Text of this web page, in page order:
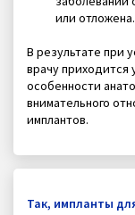
или отложена.
В результате при
врачу приходится
особенности
внимательного
имплантов.
Так, импланты